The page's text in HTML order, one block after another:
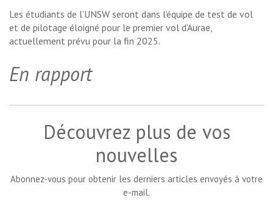
Les étudiants de l’UNSW seront dans l’équipe de test de vol
et de pilotage éloigné pour le premier vol d’Aurae,
actuellement prévu pour la fin 2025.
En rapport
Découvrez plus de vos
nouvelles
Abonnez-vous pour obtenir les derniers articles envoyés à votre
e-mail.